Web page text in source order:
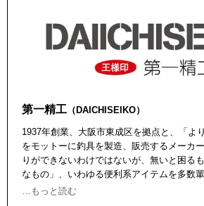
第一精工 （DAICHISEIKO）
1937年創業、大阪市東成区を拠点と、「よ
をモットーに釣具を製造、販売するメーカ
りができないわけではないが、無いと困る
なもの」、いわゆる便利系アイテムを多数
ンの巻き取り、ラインの巻き替えが簡単に
…もっと読む